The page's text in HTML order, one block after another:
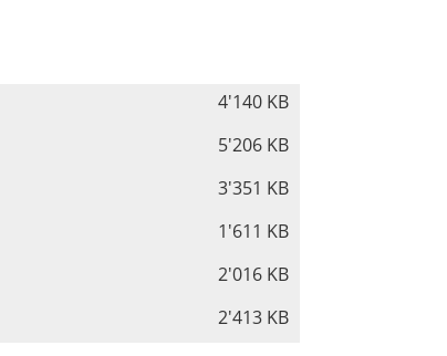
4'140 KB
5'206 KB
3'351 KB
1'611 KB
2'016 KB
2'413 KB